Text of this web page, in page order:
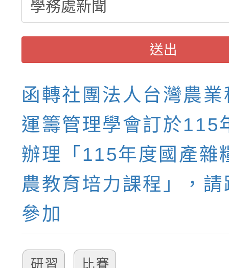
送出
函轉社團法人台灣農
運籌管理學會訂於115
辦理「115年度國產雜
農教育培力課程」，
參加
研習 比賽